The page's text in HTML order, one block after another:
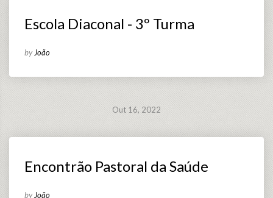
Escola Diaconal - 3º Turma
by João
Out 16, 2022
Encontrão Pastoral da Saúde
by João